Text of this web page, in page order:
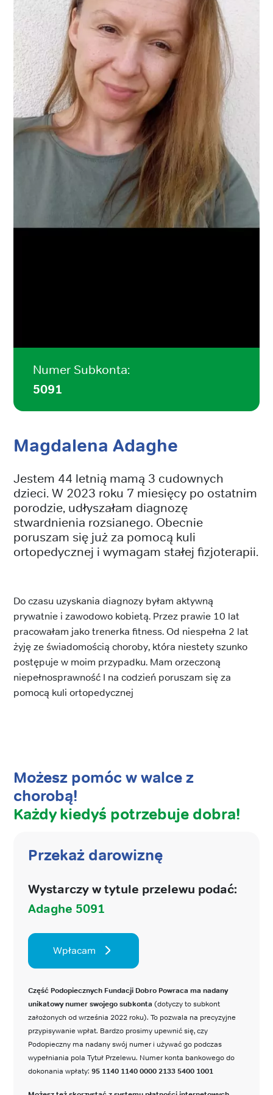
Numer Subkonta:
5091
Magdalena Adaghe
Jestem 44 letnią mamą 3 cudownych
dzieci. W 2023 roku 7 miesięcy po ostatnim
porodzie, udłyszałam diagnozę
stwardnienia rozsianego. Obecnie
poruszam się już za pomocą kuli
ortopedycznej i wymagam stałej fizjoterapii.
Do czasu uzyskania diagnozy byłam aktywną
prywatnie i zawodowo kobietą. Przez prawie 10 lat
pracowałam jako trenerka fitness. Od niespełna 2 lat
żyję ze świadomością choroby, która niestety szunko
postępuje w moim przypadku. Mam orzeczoną
niepełnosprawność I na codzień poruszam się za
pomocą kuli ortopedycznej
Możesz pomóc w walce z
chorobą!
Każdy kiedyś potrzebuje dobra!
Przekaż darowiznę
Wystarczy w tytule przelewu podać:
Adaghe 5091
Wpłacam
Część Podopiecznych Fundacji Dobro Powraca ma nadany
unikatowy numer swojego subkonta (dotyczy to subkont
założonych od września 2022 roku). To pozwala na precyzyjne
przypisywanie wpłat. Bardzo prosimy upewnić się, czy
Podopieczny ma nadany swój numer i używać go podczas
wypełniania pola Tytuł Przelewu. Numer konta bankowego do
dokonania wpłaty: 95 1140 1140 0000 2133 5400 1001